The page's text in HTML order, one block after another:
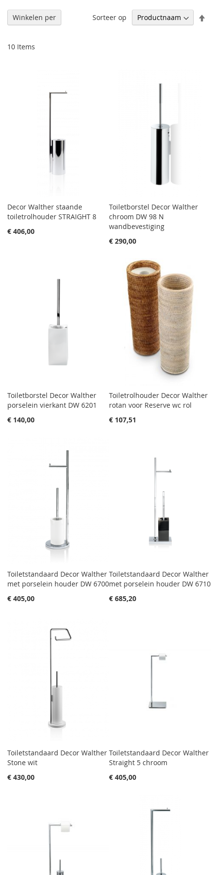
10 Items
Sorteer op
Decor Walther staande
toiletrolhouder STRAIGHT 8
€ 406,00
Toiletborstel Decor Walther
chroom DW 98 N
wandbevestiging
€ 290,00
Toiletborstel Decor Walther
porselein vierkant DW 6201
€ 140,00
Toiletrolhouder Decor Walther
rotan voor Reserve wc rol
€ 107,51
Toiletstandaard Decor Walther
met porselein houder DW 6700
€ 405,00
Toiletstandaard Decor Walther
met porselein houder DW 6710
€ 685,20
Toiletstandaard Decor Walther
Stone wit
€ 430,00
Toiletstandaard Decor Walther
Straight 5 chroom
€ 405,00
Winkelen per